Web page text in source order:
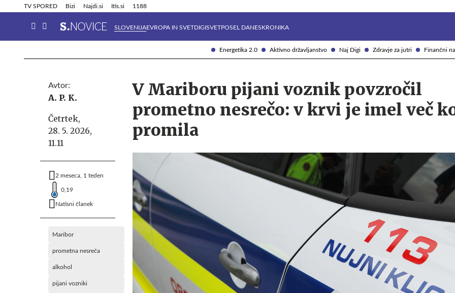
Energetika 2.0 Aktivno državljanstvo Naj Digi Zdravje za jutri Finančni
TV SPORED Bizi Najdi.si Itis.si 1188
SLOVENIJAEVROPA IN SVETDIGISVETPOSEL DANESKRONIKA
Info in obvestila Tehnik
Avtor:
A. P. K.
Četrtek,
28. 5. 2026,
11.11
2 meseca, 1 teden
0,19
Natisni članek
Maribor
prometna nesreča
alkohol
pijani vozniki
V Mariboru pijani voznik povzročil
prometno nesrečo: v krvi je imel več
promila